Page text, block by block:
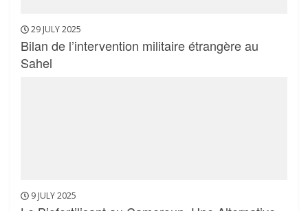
29 JULY 2025
Bilan de l’intervention militaire étrangère au
Sahel
9 JULY 2025